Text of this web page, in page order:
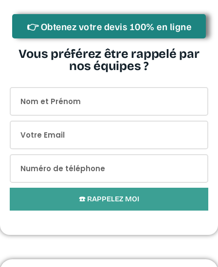
État de l'Installation Intérieure de Gaz :
Diagnostic d'Assainissement Non Collectif
👉 Obtenez votre devis 100% en ligne
Vous préférez être rappelé par
nos équipes ?
☎️ RAPPELEZ MOI